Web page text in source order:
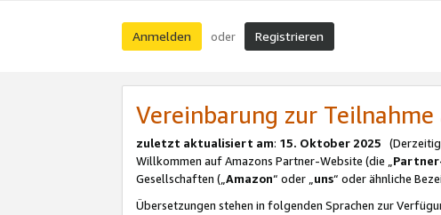
Anmelden oder Registrieren
Vereinbarung zur
zuletzt aktualisiert am: 15. Oktober 2025
Willkommen auf Amazons Partner-Website (die „
Gesellschaften („Amazon“ oder „uns“ oder ähnliche
Übersetzungen stehen in folgenden Sprachen zur